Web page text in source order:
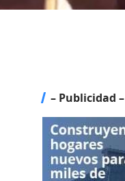
– Publicidad –